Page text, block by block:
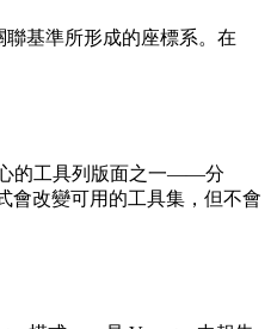
基準所形成的座標系。在
心的工具列版面之一——分
會改變可用的工具集，但不會